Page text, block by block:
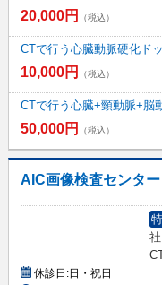
20,000円 （税込）
CTで行う心臓動脈硬化
10,000円 （税込）
CTで行う心臓+頸動脈+脳
50,000円 （税込）
AIC画像検査センター
休診日:日・祝日